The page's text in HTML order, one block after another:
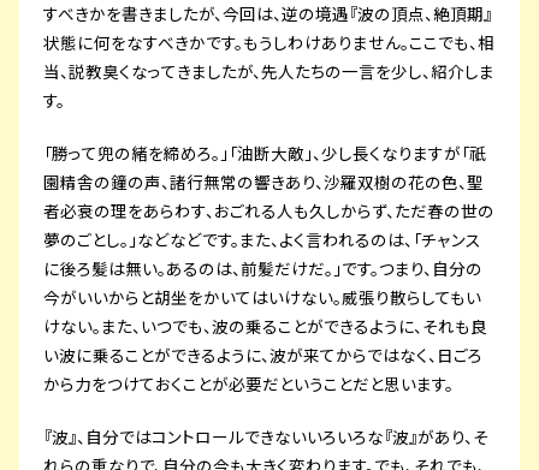
すべきかを書きましたが、今回は、逆の境遇『波の頂点、絶頂期』
状態に何をなすべきかです。もうしわけありません。ここでも、相
当、説教臭くなってきましたが、先人たちの一言を少し、紹介しま
す。
「勝って兜の緒を締めろ。」「油断大敵」、少し長くなりますが「祇
園精舎の鐘の声、諸行無常の響きあり、沙羅双樹の花の色、聖
者必衰の理をあらわす、おごれる人も久しからず、ただ春の世の
夢のごとし。」などなどです。また、よく言われるのは、「チャンス
に後ろ髪は無い。あるのは、前髪だけだ。」です。つまり、自分の
今がいいからと胡坐をかいてはいけない。威張り散らしてもい
けない。また、いつでも、波の乗ることができるように、それも良
い波に乗ることができるように、波が来てからではなく、日ごろ
から力をつけておくことが必要だということだと思います。
『波』、自分ではコントロールできないいろいろな『波』があり、そ